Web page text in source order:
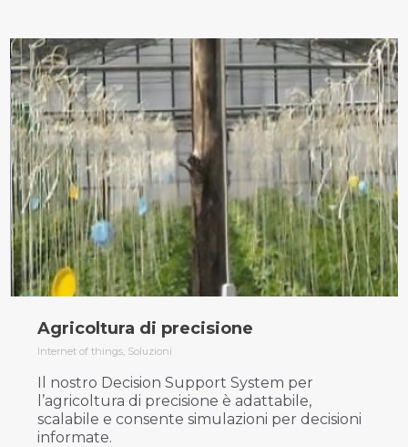
Agricoltura di precisione
Internet of things Soluzioni
Il nostro Decision Support System per
l’agricoltura di precisione è adattabile,
scalabile e consente simulazioni per decisioni
informate.